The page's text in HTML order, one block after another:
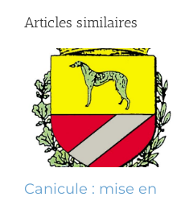
Articles similaires
Canicule : mise en